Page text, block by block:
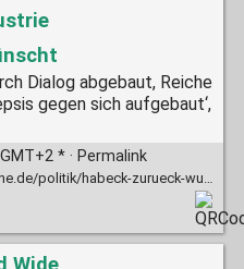
Dialog abgebaut, Reiche
gegen sich aufgebaut‘,
* · Permalink
reiche-warum-die-industrie-sich-zr-94277213.html